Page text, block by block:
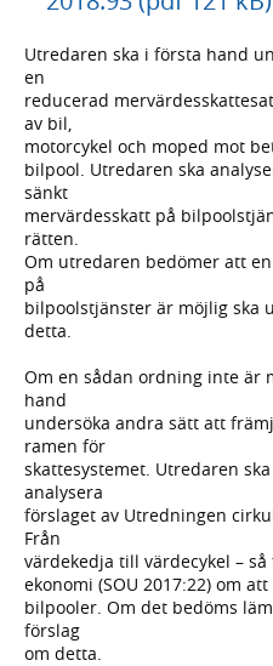
Utredaren ska i första hand
en
reducerad
av bil,
motorcykel och moped mot
bilpool. Utredaren ska
sänkt
mervärdesskatt på
rätten.
Om utredaren bedömer att
på
bilpoolstjänster är möjlig ska
detta.
Om en sådan ordning inte är
hand
undersöka andra sätt att
ramen för
skattesystemet. Utredaren
analysera
förslaget av Utredningen
Från
värdekedja till värdecykel –
ekonomi (SOU 2017:22) om
bilpooler. Om det bedöms
förslag
om detta.